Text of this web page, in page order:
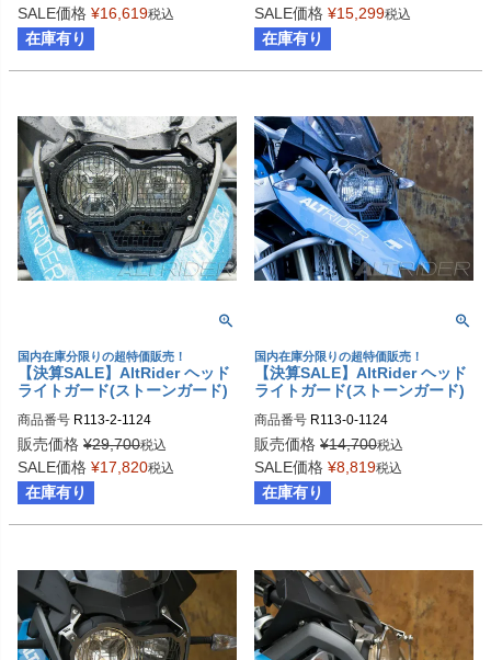
SALE価格 ¥16,619税込
在庫有り
SALE価格 ¥15,299税込
在庫有り
国内在庫分限りの超特価販売！
【決算SALE】AltRider ヘッド
ライトガード(ストーンガード)
ッシュ BMW R1200GS LC
商品番号 R113-2-1124
販売価格 ¥29,700税込
SALE価格 ¥17,820税込
在庫有り
国内在庫分限りの超特価販売！
【決算SALE】AltRider ヘッド
ライトガード(ストーンガード)
ッシュ BMW R1200GS LC
商品番号 R113-0-1124
販売価格 ¥14,700税込
SALE価格 ¥8,819税込
在庫有り